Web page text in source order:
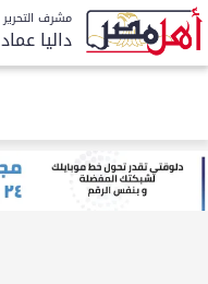
مشرف التحرير
داليا عماد